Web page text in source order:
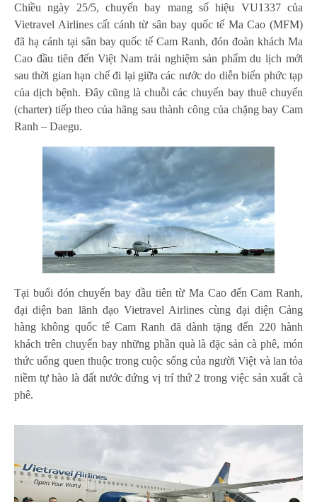
Chiều ngày 25/5, chuyến bay mang số hiệu VU1337 của
Vietravel Airlines cất cánh từ sân bay quốc tế Ma Cao (MFM)
đã hạ cánh tại sân bay quốc tế Cam Ranh, đón đoàn khách Ma
Cao đầu tiên đến Việt Nam trải nghiệm sản phẩm du lịch mới
sau thời gian hạn chế đi lại giữa các nước do diễn biến phức tạp
của dịch bệnh. Đây cũng là chuỗi các chuyến bay thuê chuyến
(charter) tiếp theo của hãng sau thành công của chặng bay Cam
Ranh – Daegu.
Tại buổi đón chuyến bay đầu tiên từ Ma Cao đến Cam Ranh,
đại diện ban lãnh đạo Vietravel Airlines cùng đại diện Cảng
hàng không quốc tế Cam Ranh đã dành tặng đến 220 hành
khách trên chuyến bay những phần quà là đặc sản cà phê, món
thức uống quen thuộc trong cuộc sống của người Việt và lan tỏa
niềm tự hào là đất nước đứng vị trí thứ 2 trong việc sản xuất cà
phê.